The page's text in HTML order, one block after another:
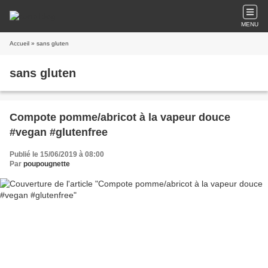
MENU
Accueil » sans gluten
sans gluten
Compote pomme/abricot à la vapeur douce
#vegan #glutenfree
Publié le 15/06/2019 à 08:00
Par poupougnette